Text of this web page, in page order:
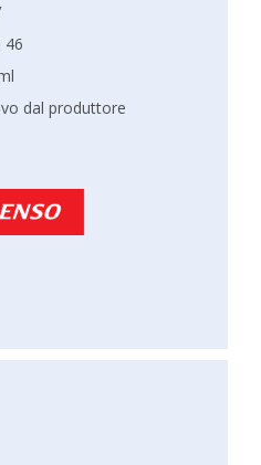
46
dal produttore